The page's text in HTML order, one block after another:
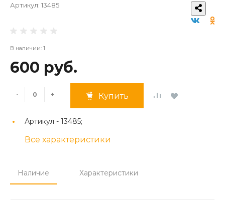
Артикул: 13485
В наличии: 1
600 руб.
- + Купить
Артикул - 13485;
Все характеристики
Наличие Характеристики